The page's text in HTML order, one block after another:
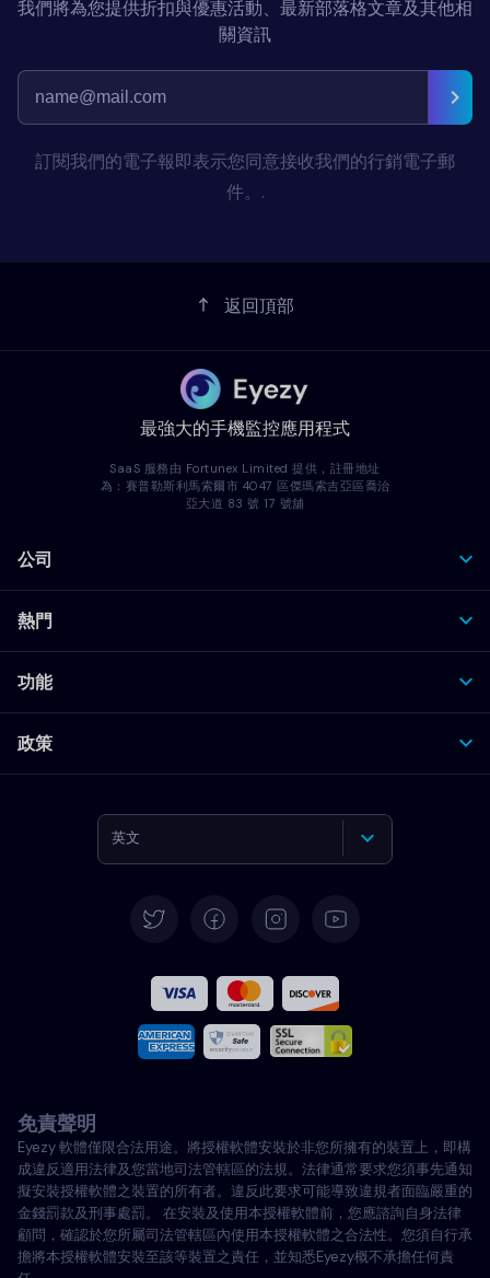
我們將為您提供折扣與優惠活動、最新部落格文章及其他相
關資訊
訂閱我們的電子報即表示您同意接收我們的行銷電子郵
件。.
返回頂部
最強大的手機監控應用程式
SaaS 服務由 Fortunex Limited 提供，註冊地址
為：賽普勒斯利馬索爾市 4047 區傑瑪索吉亞區喬治
亞大道 83 號 17 號舖
公司
熱門
功能
政策
英文
義大利語
土耳其語
波蘭語
免責聲明
Eyezy 軟體僅限合法用途。將授權軟體安裝於非您所擁有的裝置上，即構
成違反適用法律及您當地司法管轄區的法規。法律通常要求您須事先通知
擬安裝授權軟體之裝置的所有者。違反此要求可能導致違規者面臨嚴重的
金錢罰款及刑事處罰。 在安裝及使用本授權軟體前，您應諮詢自身法律
顧問，確認於您所屬司法管轄區內使用本授權軟體之合法性。您須自行承
擔將本授權軟體安裝至該等裝置之責任，並知悉Eyezy概不承擔任何責